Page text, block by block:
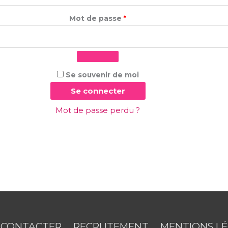
Mot de passe *
Se souvenir de moi
Se connecter
Mot de passe perdu ?